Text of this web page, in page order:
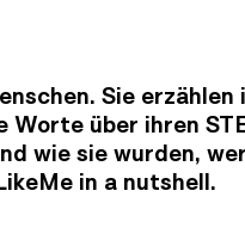
Sie erzählen
Worte über ihren
wie sie wurden,
in a nutshell.